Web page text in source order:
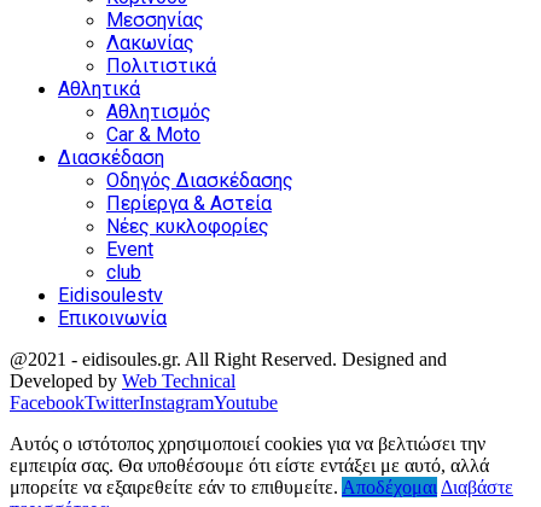
Μεσσηνίας
Λακωνίας
Πολιτιστικά
Αθλητικά
Αθλητισμός
Car & Moto
Διασκέδαση
Οδηγός Διασκέδασης
Περίεργα & Αστεία
Νέες κυκλοφορίες
Event
club
Eidisoulestv
Επικοινωνία
@2021 - eidisoules.gr. All Right Reserved. Designed and
Developed by Web Technical
FacebookTwitterInstagramYoutube
Αυτός ο ιστότοπος χρησιμοποιεί cookies για να βελτιώσει την
εμπειρία σας. Θα υποθέσουμε ότι είστε εντάξει με αυτό, αλλά
μπορείτε να εξαιρεθείτε εάν το επιθυμείτε. Αποδέχομαι Διαβάστε